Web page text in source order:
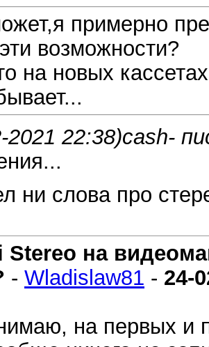
примерно
возможности?
на новых
2021 22:38)cash-
ни слова про
Stereo на
- Wladislaw81 - 24-
на первых и